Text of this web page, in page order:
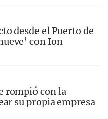
desde el Puerto de
con Ion
rompió con la
su propia empresa